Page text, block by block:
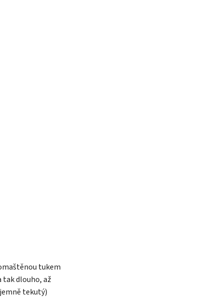
tukem
dlouho, až
tekutý)